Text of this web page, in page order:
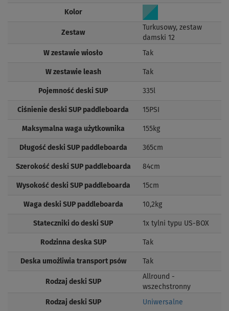
Kolor
Zestaw
Turkusowy, zestaw
damski 12
W zestawie wiosło Tak
W zestawie leash Tak
Pojemność deski SUP 335l
Ciśnienie deski SUP paddleboarda 15PSI
Maksymalna waga użytkownika 155kg
Długość deski SUP paddleboarda 365cm
Szerokość deski SUP paddleboarda 84cm
Wysokość deski SUP paddleboarda 15cm
Waga deski SUP paddleboarda 10,2kg
Stateczniki do deski SUP 1x tylni typu US-BOX
Rodzinna deska SUP Tak
Deska umożliwia transport psów Tak
Rodzaj deski SUP
Allround -
wszechstronny
Rodzaj deski SUP Uniwersalne